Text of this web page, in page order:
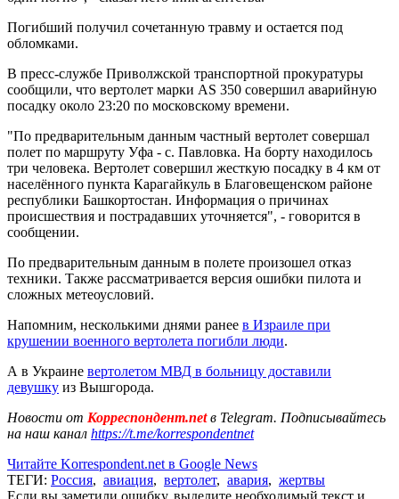
Погибший получил сочетанную травму и остается под
обломками.
В пресс-службе Приволжской транспортной прокуратуры
сообщили, что вертолет марки AS 350 совершил аварийную
посадку около 23:20 по московскому времени.
"По предварительным данным частный вертолет совершал
полет по маршруту Уфа - с. Павловка. На борту находилось
три человека. Вертолет совершил жесткую посадку в 4 км от
населённого пункта Карагайкуль в Благовещенском районе
республики Башкортостан. Информация о причинах
происшествия и пострадавших уточняется", - говорится в
сообщении.
По предварительным данным в полете произошел отказ
техники. Также рассматривается версия ошибки пилота и
сложных метеоусловий.
Напомним, несколькими днями ранее в Израиле при
крушении военного вертолета погибли люди.
А в Украине вертолетом МВД в больницу доставили
девушку из Вышгорода.
Новости от Корреспондент.netв Telegram. Подписывайтесь
на наш канал https://t.me/korrespondentnet
Читайте Korrespondent.net в Google News
ТЕГИ: Россия, авиация, вертолет, авария, жертвы
Если вы заметили ошибку, выделите необходимый текст и